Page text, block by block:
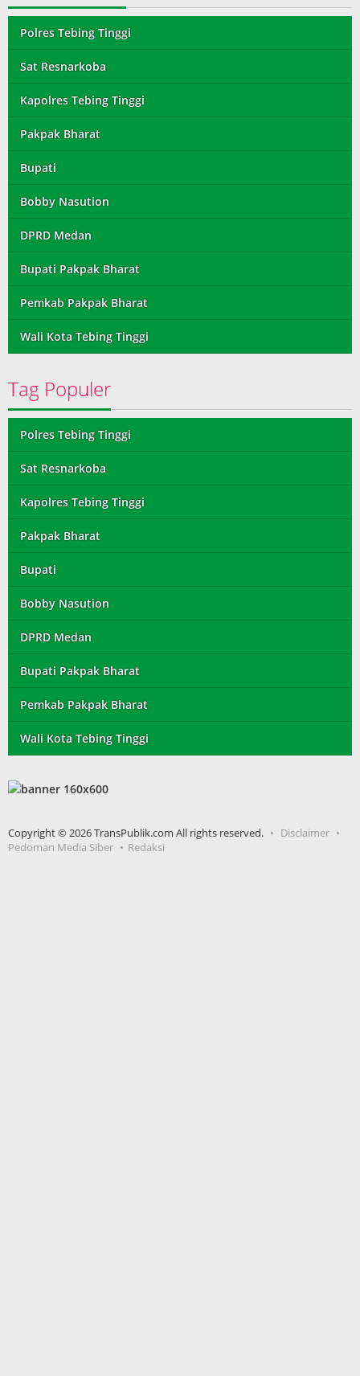
Polres Tebing Tinggi
Sat Resnarkoba
Kapolres Tebing Tinggi
Pakpak Bharat
Bupati
Bobby Nasution
DPRD Medan
Bupati Pakpak Bharat
Pemkab Pakpak Bharat
Wali Kota Tebing Tinggi
Tag Populer
Polres Tebing Tinggi
Sat Resnarkoba
Kapolres Tebing Tinggi
Pakpak Bharat
Bupati
Bobby Nasution
DPRD Medan
Bupati Pakpak Bharat
Pemkab Pakpak Bharat
Wali Kota Tebing Tinggi
Copyright © 2026 TransPublik.com All rights reserved.
Disclaimer
Pedoman Media Siber
Redaksi